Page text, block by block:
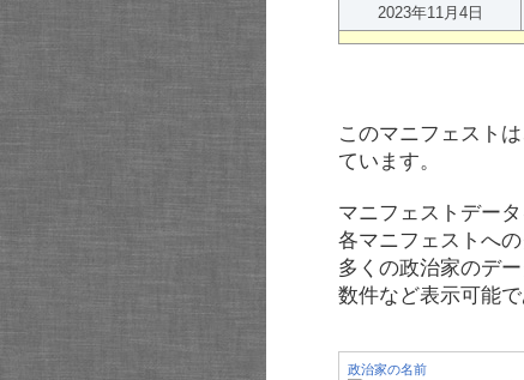
2023年11月4日
このマニフェストは
ています。
マニフェストデー
各マニフェストへ
多くの政治家のデ
数件など表示可能
政治家の名前